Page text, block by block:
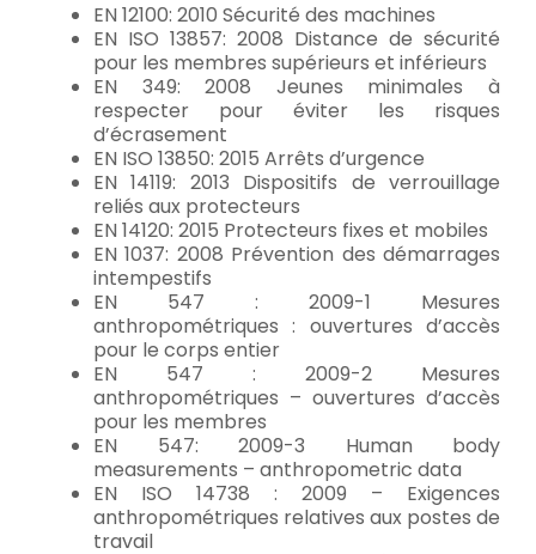
EN 12100: 2010 Sécurité des machines
EN ISO 13857: 2008 Distance de sécurité
pour les membres supérieurs et inférieurs
EN 349: 2008 Jeunes minimales à
respecter pour éviter les risques
d’écrasement
EN ISO 13850: 2015 Arrêts d’urgence
EN 14119: 2013 Dispositifs de verrouillage
reliés aux protecteurs
EN 14120: 2015 Protecteurs fixes et mobiles
EN 1037: 2008 Prévention des démarrages
intempestifs
EN 547 : 2009-1 Mesures
anthropométriques : ouvertures d’accès
pour le corps entier
EN 547 : 2009-2 Mesures
anthropométriques – ouvertures d’accès
pour les membres
EN 547: 2009-3 Human body
measurements – anthropometric data
EN ISO 14738 : 2009 – Exigences
anthropométriques relatives aux postes de
travail